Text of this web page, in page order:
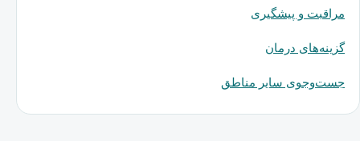
مراقبت و پیشگیری
گزینه‌های درمان
جست‌وجوی سایر مناطق